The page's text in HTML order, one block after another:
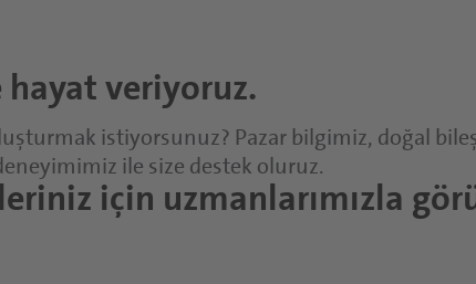
veriyoruz.
istiyorsunuz? Pazar bilgimiz, doğal
ile size destek oluruz.
için uzmanlarımızla